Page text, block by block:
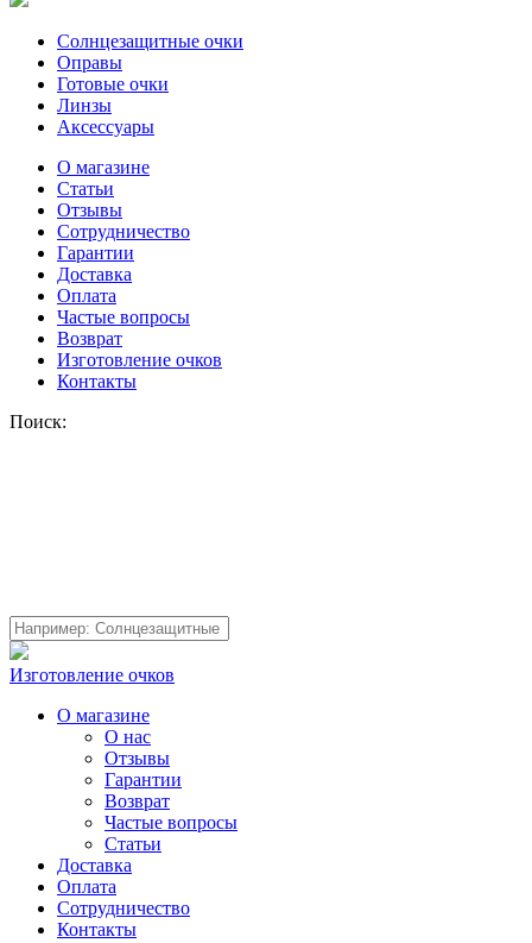
Солнцезащитные очки
Оправы
Готовые очки
Линзы
Аксессуары
О магазине
Статьи
Отзывы
Сотрудничество
Гарантии
Доставка
Оплата
Частые вопросы
Возврат
Изготовление очков
Контакты
Поиск:
Изготовление очков
О магазине
О нас
Отзывы
Гарантии
Возврат
Частые вопросы
Статьи
Доставка
Оплата
Сотрудничество
Контакты